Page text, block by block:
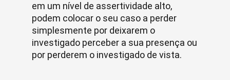
em um nível de assertividade alto,
podem colocar o seu caso a perder
simplesmente por deixarem o
investigado perceber a sua presença ou
por perderem o investigado de vista.